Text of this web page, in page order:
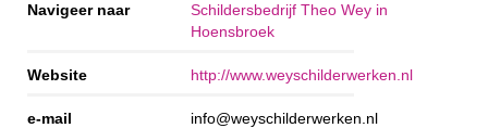
Navigeer naar
Schildersbedrijf Theo Wey in
Hoensbroek
Website http://www.weyschilderwerken.nl
e-mail info@weyschilderwerken.nl